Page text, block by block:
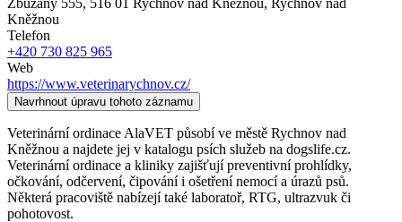
Kněžnou
Telefon
+420 730 825 965
Web
https://www.veterinarychnov.cz/
Navrhnout úpravu tohoto záznamu
Veterinární ordinace AlaVET působí ve městě Rychnov nad
Kněžnou a najdete jej v katalogu psích služeb na dogslife.cz.
Veterinární ordinace a kliniky zajišťují preventivní prohlídky,
očkování, odčervení, čipování i ošetření nemocí a úrazů psů.
Některá pracoviště nabízejí také laboratoř, RTG, ultrazvuk či
pohotovost.